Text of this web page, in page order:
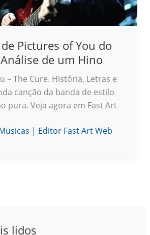
Pictures of You do
de um Hino
– The Cure. História, Letras e
canção da banda de estilo
pura. Veja agora em Fast Art
| Editor Fast Art Web
lidos